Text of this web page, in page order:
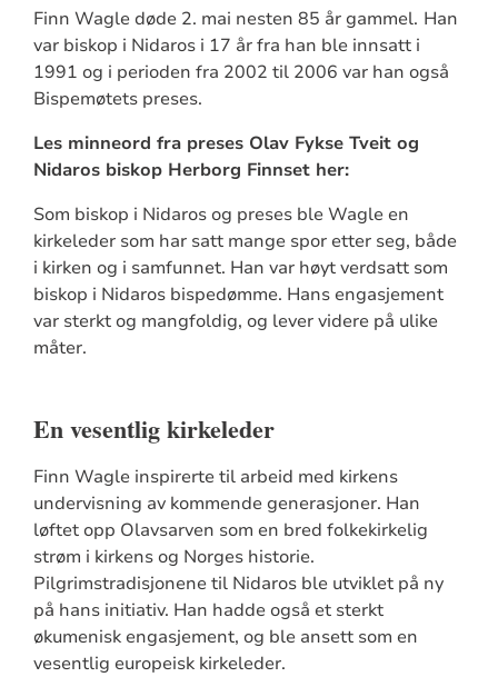
Finn Wagle døde 2. mai nesten 85 år gammel. Han
var biskop i Nidaros i 17 år fra han ble innsatt i
1991 og i perioden fra 2002 til 2006 var han også
Bispemøtets preses.
Les minneord fra preses Olav Fykse Tveit og
Nidaros biskop Herborg Finnset her:
Som biskop i Nidaros og preses ble Wagle en
kirkeleder som har satt mange spor etter seg, både
i kirken og i samfunnet. Han var høyt verdsatt som
biskop i Nidaros bispedømme. Hans engasjement
var sterkt og mangfoldig, og lever videre på ulike
måter.
En vesentlig kirkeleder
Finn Wagle inspirerte til arbeid med kirkens
undervisning av kommende generasjoner. Han
løftet opp Olavsarven som en bred folkekirkelig
strøm i kirkens og Norges historie.
Pilgrimstradisjonene til Nidaros ble utviklet på ny
på hans initiativ. Han hadde også et sterkt
økumenisk engasjement, og ble ansett som en
vesentlig europeisk kirkeleder.